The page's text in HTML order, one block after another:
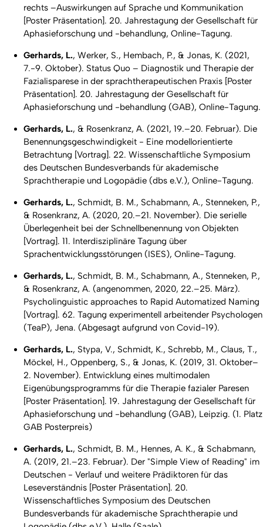
rechts –Auswirkungen auf Sprache und Kommunikation
[Poster Präsentation]. 20. Jahrestagung der Gesellschaft für
Aphasieforschung und -behandlung, Online-Tagung.
Gerhards, L., Werker, S., Hembach, P., & Jonas, K. (2021,
7.-9. Oktober). Status Quo – Diagnostik und Therapie der
Fazialisparese in der sprachtherapeutischen Praxis [Poster
Präsentation]. 20. Jahrestagung der Gesellschaft für
Aphasieforschung und -behandlung (GAB), Online-Tagung.
Gerhards, L., & Rosenkranz, A. (2021, 19.–20. Februar). Die
Benennungsgeschwindigkeit - Eine modellorientierte
Betrachtung [Vortrag]. 22. Wissenschaftliche Symposium
des Deutschen Bundesverbands für akademische
Sprachtherapie und Logopädie (dbs e.V.), Online-Tagung.
Gerhards, L., Schmidt, B. M., Schabmann, A., Stenneken, P.,
& Rosenkranz, A. (2020, 20.–21. November). Die serielle
Überlegenheit bei der Schnellbenennung von Objekten
[Vortrag]. 11. Interdisziplinäre Tagung über
Sprachentwicklungsstörungen (ISES), Online-Tagung.
Gerhards, L., Schmidt, B. M., Schabmann, A., Stenneken, P.,
& Rosenkranz, A. (angenommen, 2020, 22.–25. März).
Psycholinguistic approaches to Rapid Automatized Naming
[Vortrag]. 62. Tagung experimentell arbeitender Psychologen
(TeaP), Jena. (Abgesagt aufgrund von Covid-19).
Gerhards, L., Stypa, V., Schmidt, K., Schrebb, M., Claus, T.,
Möckel, H., Oppenberg, S., & Jonas, K. (2019, 31. Oktober–
2. November). Entwicklung eines multimodalen
Eigenübungsprogramms für die Therapie fazialer Paresen
[Poster Präsentation]. 19. Jahrestagung der Gesellschaft für
Aphasieforschung und -behandlung (GAB), Leipzig. (1. Platz
GAB Posterpreis)
Gerhards, L., Schmidt, B. M., Hennes, A. K., & Schabmann,
A. (2019, 21.–23. Februar). Der "Simple View of Reading" im
Deutschen - Verlauf und weitere Prädiktoren für das
Leseverständnis [Poster Präsentation]. 20.
Wissenschaftliches Symposium des Deutschen
Bundesverbands für akademische Sprachtherapie und